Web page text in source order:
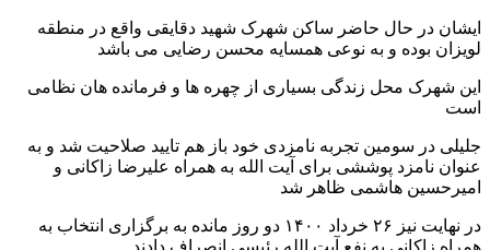
ایشان در حال حاضر ساکن شهرک شهید دقایقی واقع در منطقه
لویزان بوده و به نوعی همسایه محسن رضایی می باشد
این شهرک محل زندگی بسیاری از چهره ها و فرمانده هان نظامی
است
جلیلی در سومین تجربه نامزدی خود باز هم تایید صلاحیت شد و به
عنوان نامزد پوششی برای آیت الله به همراه علیرضا زاکانی و
امیرحسین هاشمی ظاهر شد
در نهایت نیز ۲۶ خرداد ۱۴۰۰ دو روز مانده به برگزاری انتخاب به
همراه زاکانی به نفع آیت الله رئیسی انصراف دادند